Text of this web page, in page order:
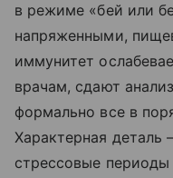
в режиме «бей или
напряженными,
иммунитет
врачам, сдают
формально все в
Характерная деталь
стрессовые периоды